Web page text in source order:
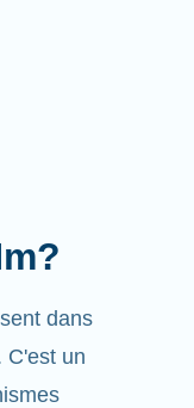
dans
C'est un